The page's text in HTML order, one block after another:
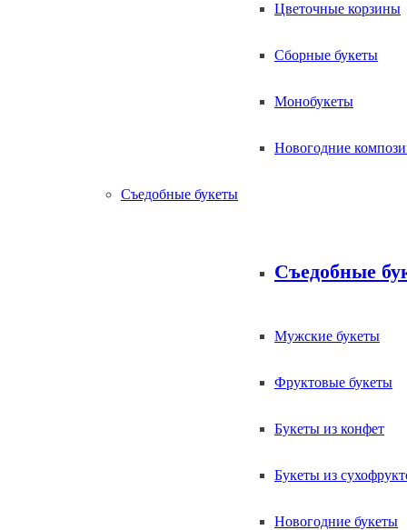
Цветочные корзины
Сборные букеты
Монобукеты
Новогодние
Съедобные букеты
Съедобные
Мужские букеты
Фруктовые букеты
Букеты из конфет
Букеты из
Новогодние букеты